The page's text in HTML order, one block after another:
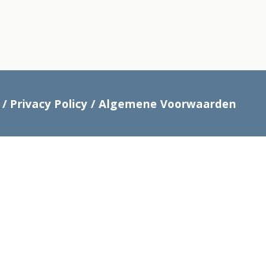
/ Privacy Policy /Algemene Voorwaarden